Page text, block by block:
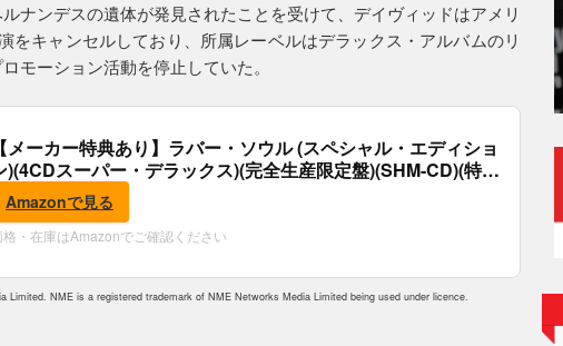
ナンデスの遺体が発見されたことを受けて、デイヴィッドはアメリ
をキャンセルしており、所属レーベルはデラックス・アルバムのリ
モーション活動を停止していた。
【メーカー特典あり】ラバー・ソウル (スペシャル・エディショ
)(4CDスーパー・デラックス)(完全生産限定盤)(SHM-CD)(特
:B2ポスター付)
Amazonで見る
格・在庫はAmazonでご確認ください
Limited. NME is a registered trademark of NME Networks Media Limited being used under licence.